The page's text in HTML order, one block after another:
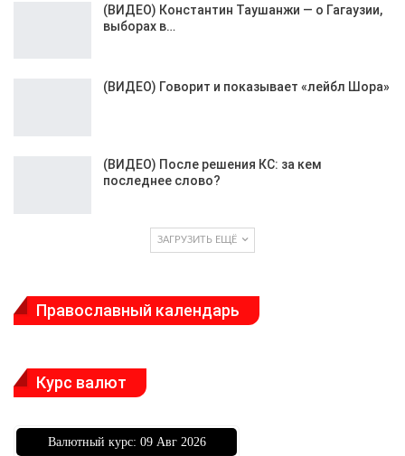
(ВИДЕО) Константин Таушанжи — о Гагаузии,
выборах в…
(ВИДЕО) Говорит и показывает «лейбл Шора»
(ВИДЕО) После решения КС: за кем
последнее слово?
ЗАГРУЗИТЬ ЕЩЁ
Православный календарь
Курс валют
Bалютный курс: 09 Авг 2026